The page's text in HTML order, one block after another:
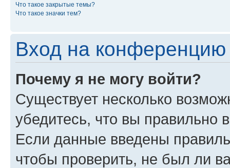
Что такое закрытые темы?
Что такое значки тем?
Вход на конференцию
Почему я не могу войти?
Существует несколько
убедитесь, что вы правильно
Если данные введены
чтобы проверить, не был ли